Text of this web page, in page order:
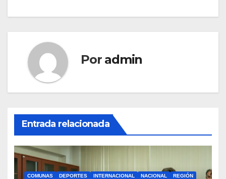
Por admin
Entrada relacionada
COMUNAS DEPORTES INTERNACIONAL NACIONAL
REGIÓN